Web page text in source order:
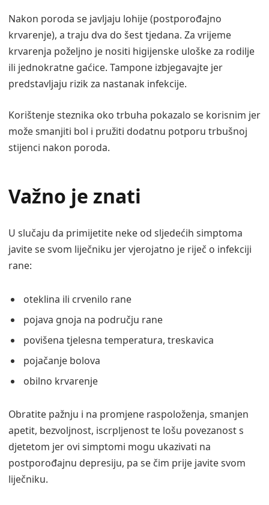
Nakon poroda se javljaju lohije (postporođajno
krvarenje), a traju dva do šest tjedana. Za vrijeme
krvarenja poželjno je nositi higijenske uloške za rodilje
ili jednokratne gaćice. Tampone izbjegavajte jer
predstavljaju rizik za nastanak infekcije.
Korištenje steznika oko trbuha pokazalo se korisnim jer
može smanjiti bol i pružiti dodatnu potporu trbušnoj
stijenci nakon poroda.
Važno je znati
U slučaju da primijetite neke od sljedećih simptoma
javite se svom liječniku jer vjerojatno je riječ o infekciji
rane:
oteklina ili crvenilo rane
pojava gnoja na području rane
povišena tjelesna temperatura, treskavica
pojačanje bolova
obilno krvarenje
Obratite pažnju i na promjene raspoloženja, smanjen
apetit, bezvoljnost, iscrpljenost te lošu povezanost s
djetetom jer ovi simptomi mogu ukazivati na
postporođajnu depresiju, pa se čim prije javite svom
liječniku.